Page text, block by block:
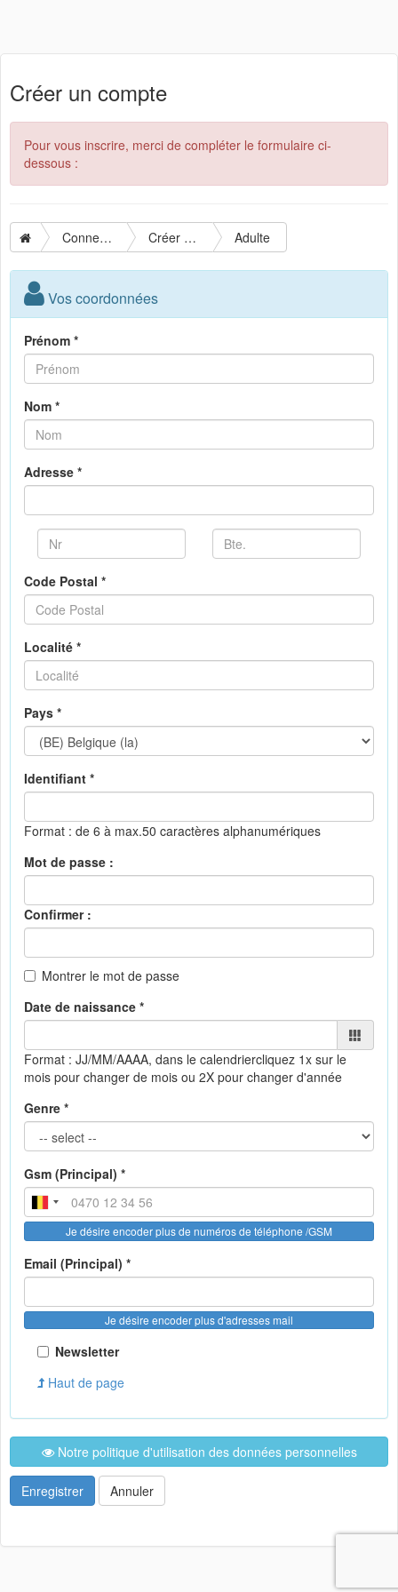
Créer un compte
Pour vous inscrire, merci de compléter le formulaire ci-
dessous :
Connexion Créer un compte Adulte
Vos coordonnées
Prénom *
Nom *
Adresse *
Code Postal *
Localité *
Pays *
Identifiant *
Format : de 6 à max.50 caractères alphanumériques
Mot de passe :
Confirmer :
Montrer le mot de passe
Date de naissance *
Format : JJ/MM/AAAA, dans le calendriercliquez 1x sur le
mois pour changer de mois ou 2X pour changer d'année
Genre *
Gsm (Principal) *
Je désire encoder plus de numéros de téléphone /GSM
Email (Principal) *
Je désire encoder plus d'adresses mail
Newsletter
Haut de page
Notre politique d'utilisation des données personnelles
Enregistrer Annuler